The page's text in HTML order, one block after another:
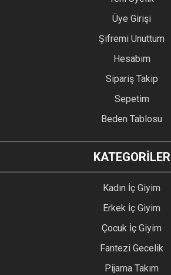
Üye Girişi
Şifremi Unuttum
Hesabım
Sipariş Takip
Sepetim
Beden Tablosu
KATEGORİLER
Kadın İç Giyim
Erkek İç Giyim
Çocuk İç Giyim
Fantezi Gecelik
Pijama Takım